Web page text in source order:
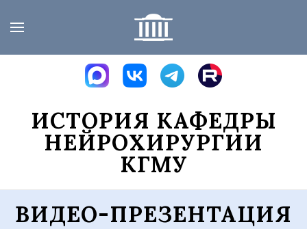
Skip to main content
ИСТОРИЯ КАФЕДРЫ
НЕЙРОХИРУРГИИ
КГМУ
ВИДЕО-ПРЕЗЕНТАЦИЯ